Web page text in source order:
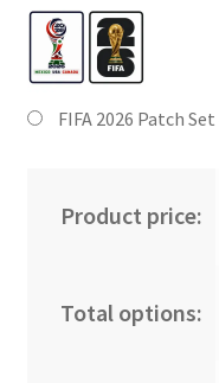
FIFA 2026 Patch Set
Product price:
Total options: